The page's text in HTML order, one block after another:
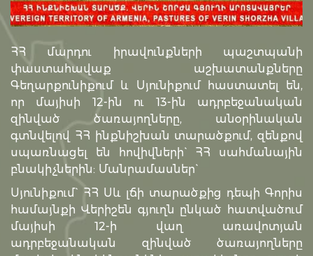
ՀՀ մարդու իրավունքների պաշտպանի
փաստահավաք աշխատանքները
Գեղարքունիքում և Սյունիքում հաստատել են,
որ մայիսի 12-ին ու 13-ին ադրբեջանական
զինված ծառայողները, անօրինական
գտնվելով ՀՀ ինքնիշխան տարածքում, զենքով
սպառնացել են հովիվների` ՀՀ սահմանային
բնակիչներին: Մանրամասներ`
Սյունիքում` ՀՀ Սև լճի տարածքից դեպի Գորիս
համայնքի Վերիշեն գյուղն ընկած հատվածում
մայիսի 12-ի վաղ առավոտյան
ադրբեջանական զինված ծառայողները